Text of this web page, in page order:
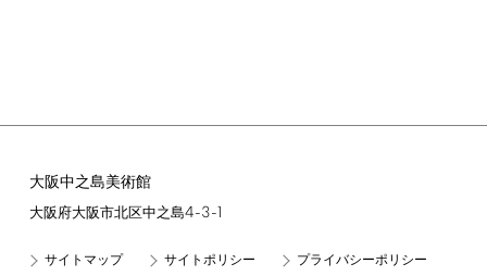
大阪中之島美術館
大阪府大阪市北区中之島4-3-1
サイトマップ サイトポリシー プライバシーポリシー